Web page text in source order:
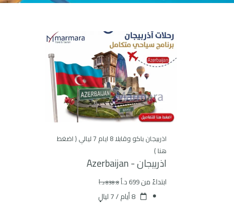
اذربيجان باكو وقابلا 8 ايام 7 ليالي ( اضغط
هنا )
اذربيجان - Azerbaijan
ابتداءً من699 د.أ 838.8 د.أ